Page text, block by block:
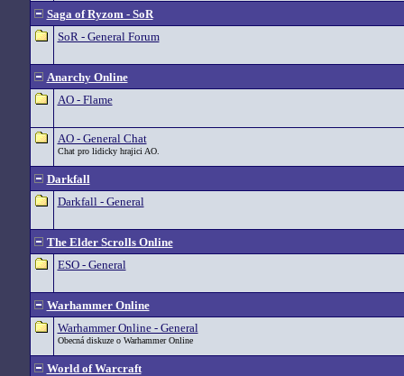
Saga of Ryzom - SoR
SoR - General Forum
Anarchy Online
AO - Flame
AO - General Chat
Chat pro lidicky hrajici AO.
Darkfall
Darkfall - General
The Elder Scrolls Online
ESO - General
Warhammer Online
Warhammer Online - General
Obecná diskuze o Warhammer Online
World of Warcraft